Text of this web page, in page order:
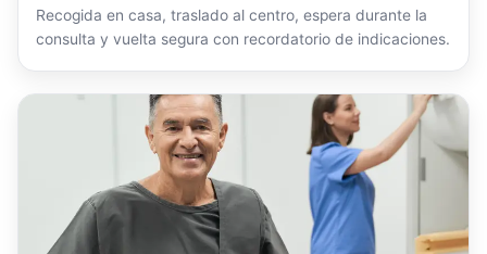
Recogida en casa, traslado al centro, espera durante la
consulta y vuelta segura con recordatorio de indicaciones.